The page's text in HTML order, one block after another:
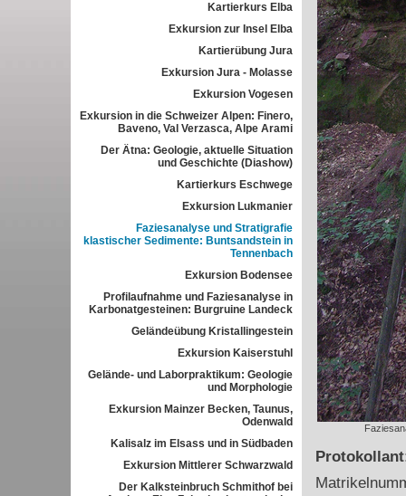
Kartierkurs Elba
Exkursion zur Insel Elba
Kartierübung Jura
Exkursion Jura - Molasse
Exkursion Vogesen
Exkursion in die Schweizer Alpen: Finero,
Baveno, Val Verzasca, Alpe Arami
Der Ätna: Geologie, aktuelle Situation
und Geschichte (Diashow)
Kartierkurs Eschwege
Exkursion Lukmanier
Faziesanalyse und Stratigrafie
klastischer Sedimente: Buntsandstein in
Tennenbach
Exkursion Bodensee
Profilaufnahme und Faziesanalyse in
Karbonatgesteinen: Burgruine Landeck
Geländeübung Kristallingestein
Exkursion Kaiserstuhl
Gelände- und Laborpraktikum: Geologie
und Morphologie
Exkursion Mainzer Becken, Taunus,
Odenwald
Kalisalz im Elsass und in Südbaden
Exkursion Mittlerer Schwarzwald
Der Kalksteinbruch Schmithof bei